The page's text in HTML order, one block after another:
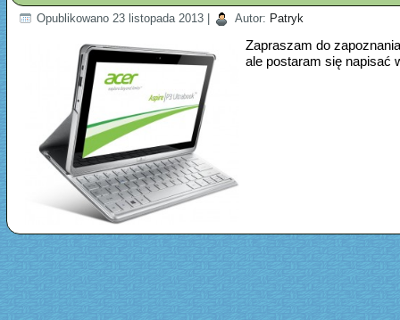
Opublikowano 23 listopada 2013 Autor: Patryk
Zapraszam do
ale postaram się napisać